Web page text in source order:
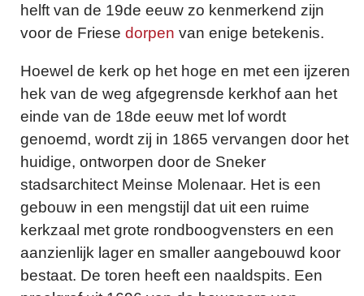
helft van de 19de eeuw zo kenmerkend zijn
voor de Friese dorpen van enige betekenis.
Hoewel de kerk op het hoge en met een ijzeren
hek van de weg afgegrensde kerkhof aan het
einde van de 18de eeuw met lof wordt
genoemd, wordt zij in 1865 vervangen door het
huidige, ontworpen door de Sneker
stadsarchitect Meinse Molenaar. Het is een
gebouw in een mengstijl dat uit een ruime
kerkzaal met grote rondboogvensters en een
aanzienlijk lager en smaller aangebouwd koor
bestaat. De toren heeft een naaldspits. Een